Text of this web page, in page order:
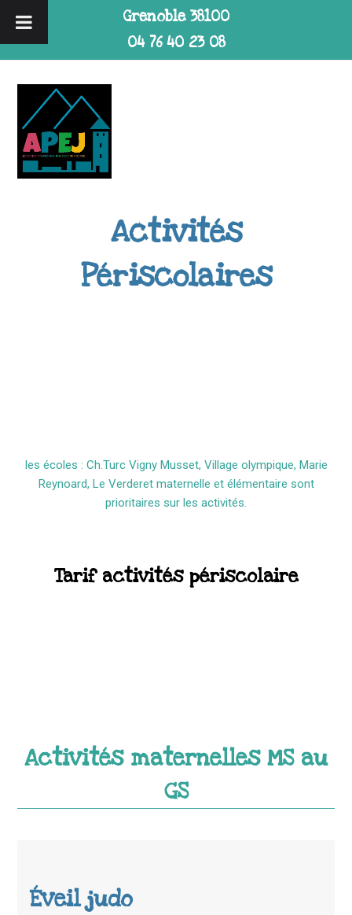
Grenoble 38100
04 76 40 23 08
Activités
Périscolaires
les écoles : Ch.Turc Vigny Musset, Village olympique, Marie
Reynoard, Le Verderet maternelle et élémentaire sont
prioritaires sur les activités.
Tarif activités périscolaire
Activités maternelles MS au
GS
Éveil judo